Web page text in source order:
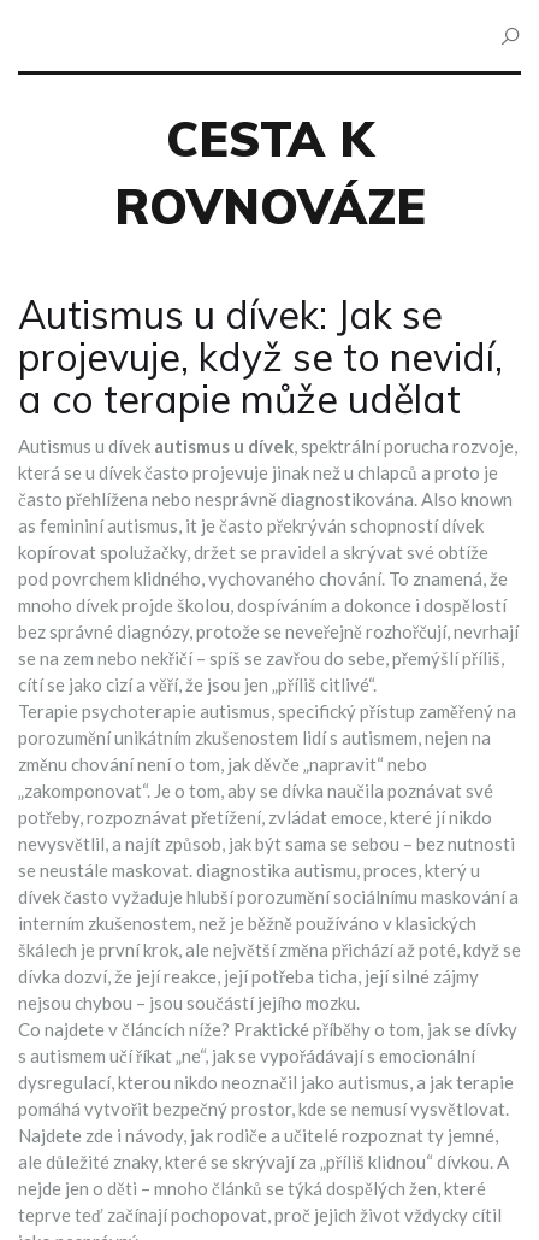
CESTA K
ROVNOVÁZE
Autismus u dívek: Jak se
projevuje, když se to nevidí,
a co terapie může udělat
Autismus u dívek autismus u dívek,spektrální porucha rozvoje,
která se u dívek často projevuje jinak než u chlapců a proto je
často přehlížena nebo nesprávně diagnostikována. Also known
as femininí autismus, it je často překrýván schopností dívek
kopírovat spolužačky, držet se pravidel a skrývat své obtíže
pod povrchem klidného, vychovaného chování. To znamená, že
mnoho dívek projde školou, dospíváním a dokonce i dospělostí
bez správné diagnózy, protože se neveřejně rozhořčují, nevrhají
se na zem nebo nekřičí – spíš se zavřou do sebe, přemýšlí příliš,
cítí se jako cizí a věří, že jsou jen „příliš citlivé“.
Terapie psychoterapie autismus,specifický přístup zaměřený na
porozumění unikátním zkušenostem lidí s autismem, nejen na
změnu chovánínení o tom, jak děvče „napravit“ nebo
„zakomponovat“. Je o tom, aby se dívka naučila poznávat své
potřeby, rozpoznávat přetížení, zvládat emoce, které jí nikdo
nevysvětlil, a najít způsob, jak být sama se sebou – bez nutnosti
se neustále maskovat.diagnostika autismu,proces, který u
dívek často vyžaduje hlubší porozumění sociálnímu maskování a
interním zkušenostem, než je běžně používáno v klasických
škálech je první krok, ale největší změna přichází až poté, když se
dívka dozví, že její reakce, její potřeba ticha, její silné zájmy
nejsou chybou – jsou součástí jejího mozku.
Co najdete v článcích níže? Praktické příběhy o tom, jak se dívky
s autismem učí říkat „ne“, jak se vypořádávají s emocionální
dysregulací, kterou nikdo neoznačil jako autismus, a jak terapie
pomáhá vytvořit bezpečný prostor, kde se nemusí vysvětlovat.
Najdete zde i návody, jak rodiče a učitelé rozpoznat ty jemné,
ale důležité znaky, které se skrývají za „příliš klidnou“ dívkou. A
nejde jen o děti – mnoho článků se týká dospělých žen, které
teprve teď začínají pochopovat, proč jejich život vždycky cítil